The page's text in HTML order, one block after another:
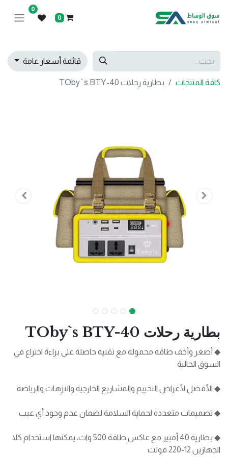
0
0
قائمة أسعار عامة
كافة المنتجات بطارية رحلات TOby`s BTY-40
بطارية رحلات TOby`s BTY-40
◆ أصغر وأخف طاقة محمولة مع تقنية حاصلة على براءة اختراع في
السوق الحالية
◆ الأفضل لأغراض التخييم والمشاريع الخارجية والنزهات والرياضة
◆ تصميمات متعددة لحماية السلامة لضمان عدم وجود أي عيب
◆ بطارية 40 أمبير مع عاكس طاقة 500 وات، يمكنها استخدام كلا
الجهازين 12-220 فولت